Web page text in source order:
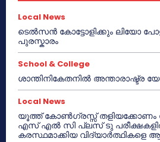
Local News
ടെൽസൻ കോട്ടോളിക്കും ലിയോ
പുരസ്കാരം
School & College
ശാന്തിനികേതനിൽ അന്താരാഷ്ട്ര
Local News
യൂത്ത് കോൺഗ്രസ്സ് തളിയക്കോണം
എസ് എൽ സി പ്ലസ് ടു
കരസ്ഥമാക്കിയ വിദ്യാർത്ഥികളെ